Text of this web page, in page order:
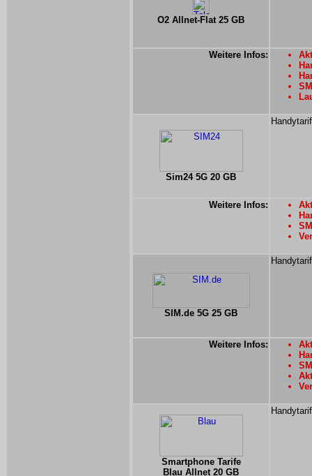
O2 Allnet-Flat 25 GB
Weitere Infos:
Sim24 5G 20 GB
Weitere Infos:
SIM.de 5G 25 GB
Weitere Infos:
Smartphone Tarife
Blau Allnet 20 GB